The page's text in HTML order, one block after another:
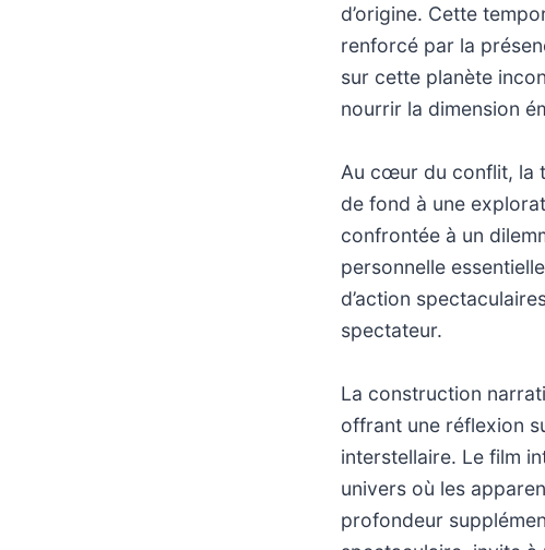
d’origine. Cette
renforcé par la
sur cette planète
nourrir la dimension
Au cœur du conflit, la
de fond à une
confrontée à un
personnelle
d’action
spectateur.
La construction
offrant une réflexion
interstellaire. Le film
univers où les
profondeur